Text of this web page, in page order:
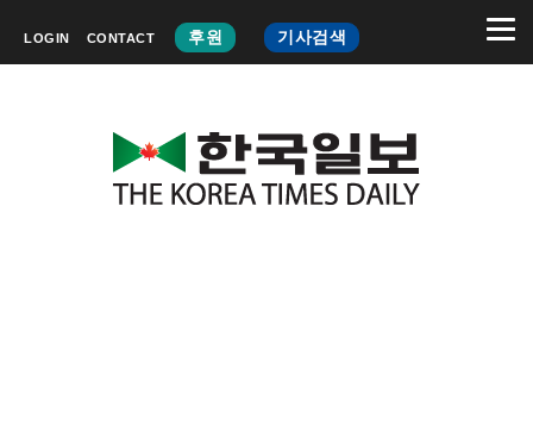
LOGIN CONTACT 후원 기사검색